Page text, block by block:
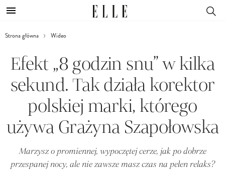
Strona główna Wideo
Efekt „8 godzin snu” w kilka
sekund. Tak działa korektor
polskiej marki, którego
używa Grażyna Szapołowska
Marzysz o promiennej, wypoczętej cerze, jak po dobrze
przespanej nocy, ale nie zawsze masz czas na pełen relaks?